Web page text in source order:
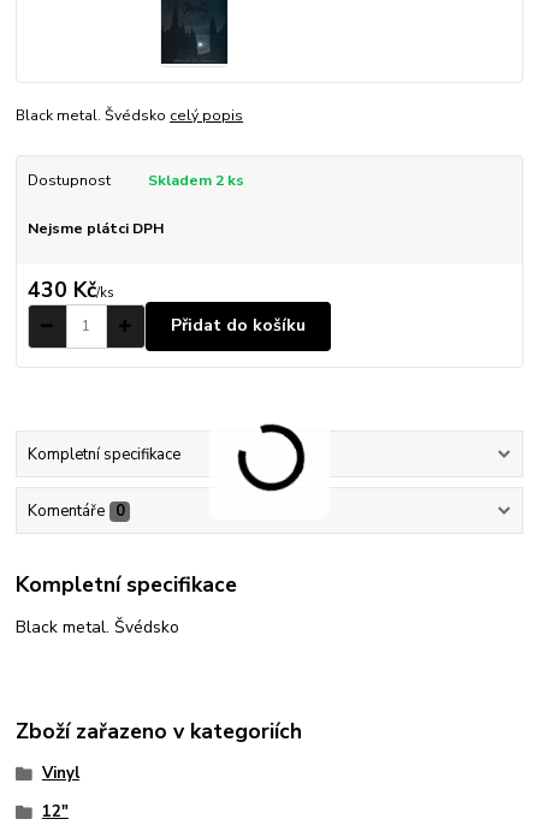
Black metal. Švédsko celý popis
Dostupnost Skladem 2 ks
Nejsme plátci DPH
430 Kč/ks
Přidat do košíku
Kompletní specifikace
Komentáře 0
Kompletní specifikace
Black metal. Švédsko
Zboží zařazeno v kategoriích
Vinyl
12"